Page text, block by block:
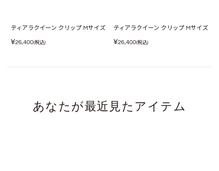
ティアラクイーン クリップ Mサイズ
¥26,400(税込)
ティアラクイーン クリップ Mサイズ
¥26,400(税込)
あなたが最近見たアイテム